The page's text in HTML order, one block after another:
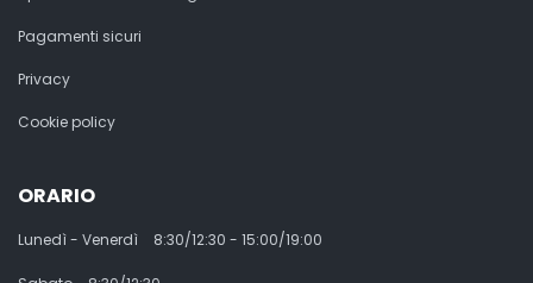
Pagamenti sicuri
Privacy
Cookie policy
ORARIO
Lunedì - Venerdì 8:30/12:30 - 15:00/19:00